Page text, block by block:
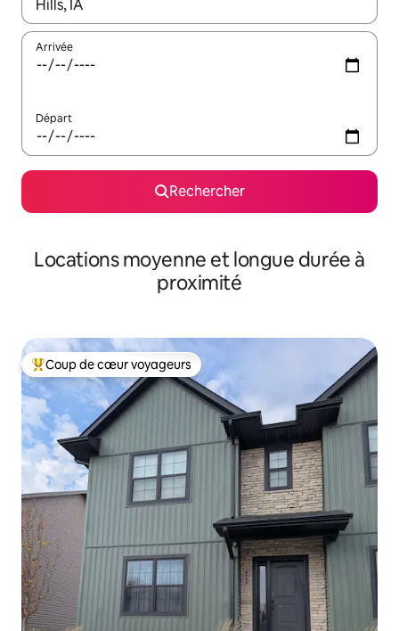
Arrivée
Départ
Rechercher
Locations moyenne et longue durée à
proximité
Coups de cœur voyageurs les plus appréciés
Coup de cœur voyageurs